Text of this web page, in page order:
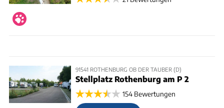
91541 ROTHENBURG OB DER TAUBER (D)
Stellplatz Rothenburg am P 2
154 Bewertungen